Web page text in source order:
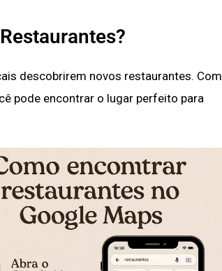
descobrirem novos restaurantes. Com
pode encontrar o lugar perfeito para